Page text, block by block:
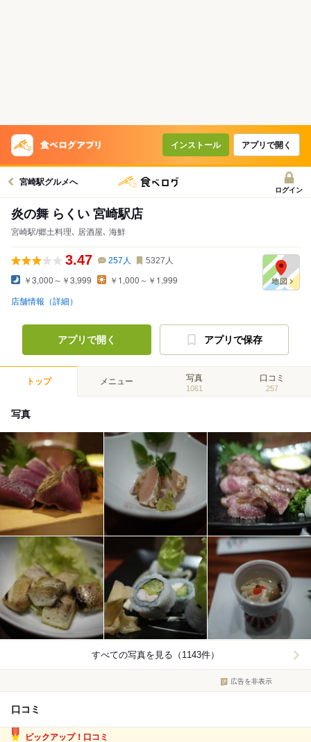
インストール アプリで開く
宮崎駅グルメへ
ログイン
炎の舞 らくい 宮崎駅店
宮崎駅/郷土料理､ 居酒屋､ 海鮮
3.47 257 人 5327 人
￥3,000～￥3,999 ￥1,000～￥1,999
店舗情報（詳細）
アプリで開く アプリで保存
トップ メニュー 写真
1061
口コミ
257
写真
すべての写真を見る（1143件）
広告を非表示
口コミ
ピックアップ！口コミ